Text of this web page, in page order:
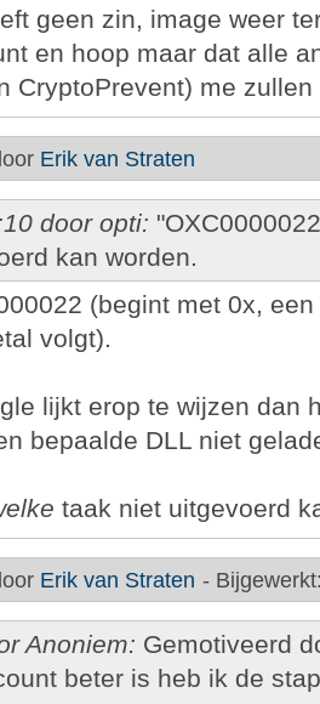
geen zin, image weer
en hoop maar dat alle
CryptoPrevent) me
Erik van Straten
door opti:
kan worden.
(begint met 0x,
volgt).
lijkt erop te wijzen dan
bepaalde DLL niet
taak niet uitgevoerd
Erik van Straten -
Anoniem: Gemotiveerd
beter is heb ik de